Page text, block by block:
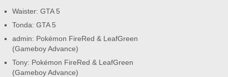
Waister: GTA 5
Tonda: GTA 5
admin: Pokémon FireRed & LeafGreen
(Gameboy Advance)
Tony: Pokémon FireRed & LeafGreen
(Gameboy Advance)